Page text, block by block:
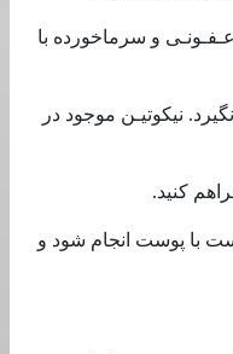
عـفـونـی‌ و سرماخورده با
نیکوتیـن‌ موجود در
کنید.
با پوست‌ انجام شود و